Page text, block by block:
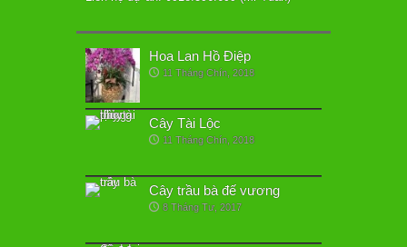
Hoa Lan Hồ Điệp
11 Tháng Chín, 2018
Cây Tài Lộc
11 Tháng Chín, 2018
Cây trầu bà đế vương
8 Tháng Tư, 2017